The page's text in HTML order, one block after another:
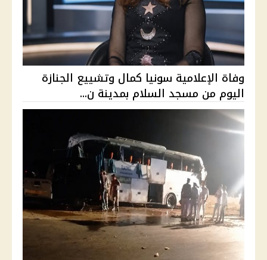
وفاة الإعلامية سونيا كمال وتشييع الجنازة
اليوم من مسجد السلام بمدينة ن...